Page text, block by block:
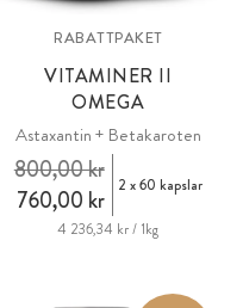
RABATTPAKET
VITAMINER II
OMEGA
Astaxantin + Betakaroten
760,00 kr
800,00 kr 2 x 60 kapslar
4 236,34 kr / 1kg